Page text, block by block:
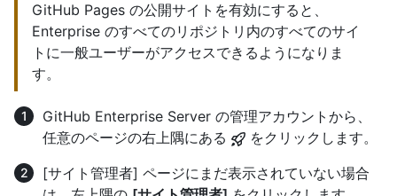
GitHub Pages の公開サイトを有効にすると、
Enterprise のすべてのリポジトリ内のすべてのサイ
トに一般ユーザーがアクセスできるようになりま
す。
GitHub Enterprise Server の管理アカウントから、
任意のページの右上隅にある
をクリックします。
[サイト管理者] ページにまだ表示されていない場合